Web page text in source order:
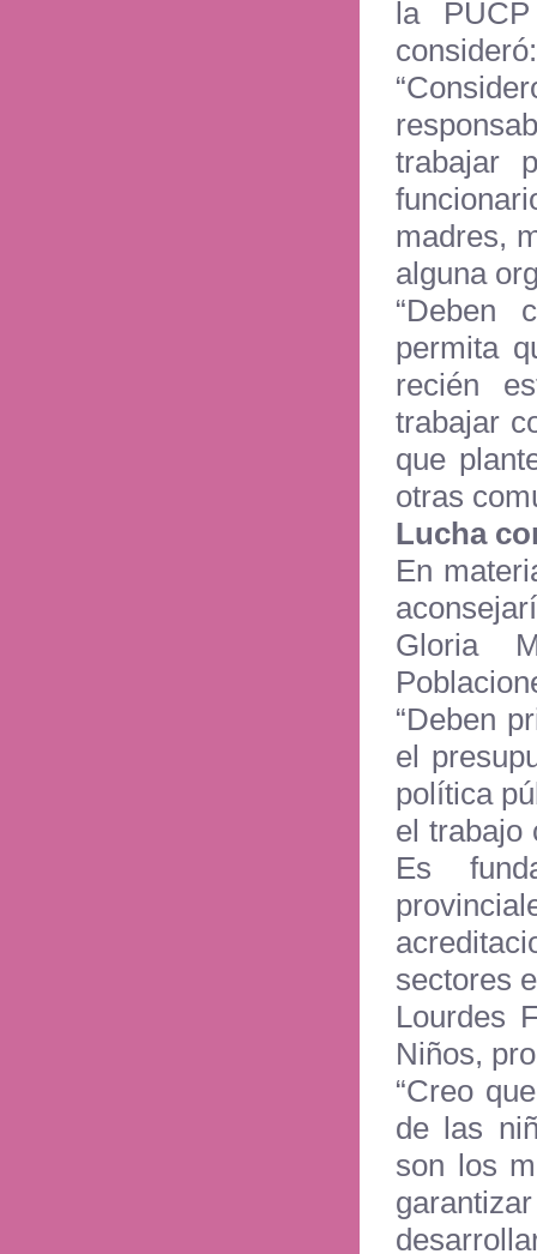
la
consideró:
trabajar
madres,
alguna
“Deben
permita
recién
trabajar
que
otras
Lucha
En
Gloria
“Deben
el
política
el trabajo
Es
sectores
Lourdes
Niños,
“Creo
de las
son los